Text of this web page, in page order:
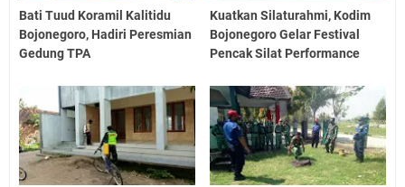
Bati Tuud Koramil Kalitidu
Bojonegoro, Hadiri Peresmian
Gedung TPA
Kuatkan Silaturahmi, Kodim
Bojonegoro Gelar Festival
Pencak Silat Performance